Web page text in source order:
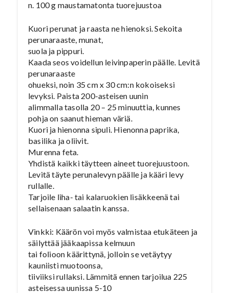
n. 100 g maustamatonta tuorejuustoa
Kuori perunat ja raasta ne hienoksi. Sekoita
perunaraaste, munat,
suola ja pippuri.
Kaada seos voidellun leivinpaperin päälle. Levitä
perunaraaste
ohueksi, noin 35 cm x 30 cm:n kokoiseksi
levyksi. Paista 200-asteisen uunin
alimmalla tasolla 20 – 25 minuuttia, kunnes
pohja on saanut hieman väriä.
Kuori ja hienonna sipuli. Hienonna paprika,
basilika ja oliivit.
Murenna feta.
Yhdistä kaikki täytteen aineet tuorejuustoon.
Levitä täyte perunalevyn päälle ja kääri levy
rullalle.
Tarjoile liha- tai kalaruokien lisäkkeenä tai
sellaisenaan salaatin kanssa.
Vinkki: Käärön voi myös valmistaa etukäteen ja
säilyttää jääkaapissa kelmuun
tai folioon käärittynä, jolloin se vetäytyy
kauniisti muotoonsa,
tiiviiksi rullaksi. Lämmitä ennen tarjoilua 225
asteisessa uunissa 5-10